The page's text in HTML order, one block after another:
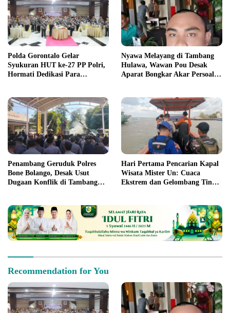
Polda Gorontalo Gelar
Syukuran HUT ke-27 PP Polri,
Hormati Dedikasi Para
Nyawa Melayang di Tambang
Hulawa, Wawan Pou Desak
Aparat Bongkar Akar Persoalan
Penambang Geruduk Polres
Bone Bolango, Desak Usut
Dugaan Konflik di Tambang
Hari Pertama Pencarian Kapal
Wisata Mister Un: Cuaca
Ekstrem dan Gelombang Tinggi
Recommendation for You